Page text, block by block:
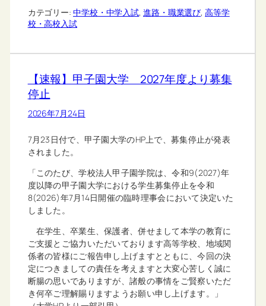
カテゴリー: 中学校・中学入試, 進路・職業選び, 高等学
校・高校入試
【速報】甲子園大学 2027年度より募集
停止
2026年7月24日
7月23日付で、甲子園大学のHP上で、募集停止が発表
されました。
「このたび、学校法人甲子園学院は、令和9(2027)年
度以降の甲子園大学における学生募集停止を令和
8(2026)年7月14日開催の臨時理事会において決定いた
しました。
在学生、卒業生、保護者、併せまして本学の教育に
ご支援とご協力いただいております高等学校、地域関
係者の皆様にご報告申し上げますとともに、今回の決
定につきましての責任を考えますと大変心苦しく誠に
断腸の思いでありますが、諸般の事情をご賢察いただ
き何卒ご理解賜りますようお願い申し上げます。」